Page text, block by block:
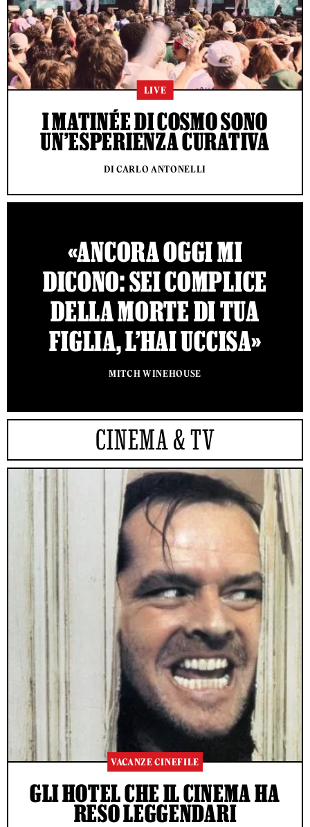
LIVE
I MATINÉE DI COSMO SONO
UN’ESPERIENZA CURATIVA
DI CARLO ANTONELLI
«ANCORA OGGI MI
DICONO: SEI COMPLICE
DELLA MORTE DI TUA
FIGLIA, L’HAI UCCISA»
MITCH WINEHOUSE
CINEMA & TV
VACANZE CINEFILE
GLI HOTEL CHE IL CINEMA HA
RESO LEGGENDARI